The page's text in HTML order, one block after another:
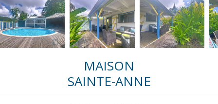
MAISON
SAINTE-ANNE